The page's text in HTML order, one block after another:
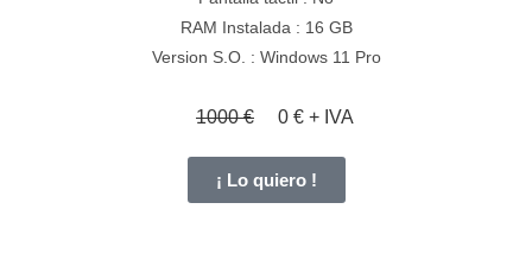
RAM Instalada : 16 GB
Version S.O. : Windows 11 Pro
1000 € 0 € + IVA
¡ Lo quiero !